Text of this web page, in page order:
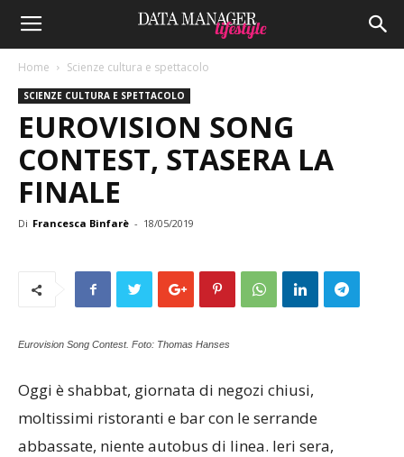
Home Scienze cultura e spettacolo
SCIENZE CULTURA E SPETTACOLO
EUROVISION SONG
CONTEST, STASERA LA
FINALE
Di Francesca Binfarè - 18/05/2019
Eurovision Song Contest. Foto: Thomas Hanses
Oggi è shabbat, giornata di negozi chiusi,
moltissimi ristoranti e bar con le serrande
abbassate, niente autobus di linea. Ieri sera,